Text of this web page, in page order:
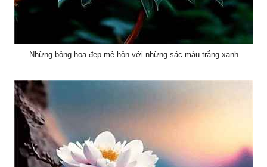
Những bông hoa đẹp mê hồn với những sác màu trắng xanh